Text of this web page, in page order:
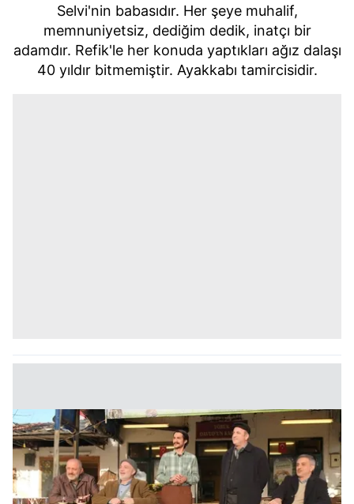
Selvi'nin babasıdır. Her şeye muhalif,
memnuniyetsiz, dediğim dedik, inatçı bir
adamdır. Refik'le her konuda yaptıkları ağız dalaşı
40 yıldır bitmemiştir. Ayakkabı tamircisidir.